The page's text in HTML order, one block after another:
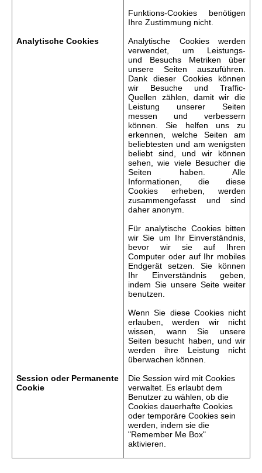
Funktions-Cookies benötigen
Ihre Zustimmung nicht.
Analytische Cookies
Analytische Cookies werden
verwendet, um Leistungs-
und Besuchs Metriken über
unsere Seiten auszuführen.
Dank dieser Cookies können
wir Besuche und Traffic-
Quellen zählen, damit wir die
Leistung unserer Seiten
messen und verbessern
können. Sie helfen uns zu
erkennen, welche Seiten am
beliebtesten und am wenigsten
beliebt sind, und wir können
sehen, wie viele Besucher die
Seiten haben. Alle
Informationen, die diese
Cookies erheben, werden
zusammengefasst und sind
daher anonym.
Für analytische Cookies bitten
wir Sie um Ihr Einverständnis,
bevor wir sie auf Ihren
Computer oder auf Ihr mobiles
Endgerät setzen. Sie können
Ihr Einverständnis geben,
indem Sie unsere Seite weiter
benutzen.
Wenn Sie diese Cookies nicht
erlauben, werden wir nicht
wissen, wann Sie unsere
Seiten besucht haben, und wir
werden ihre Leistung nicht
überwachen können.
SessionoderPermanente
Cookie
Die Session wird mit Cookies
verwaltet. Es erlaubt dem
Benutzer zu wählen, ob die
Cookies dauerhafte Cookies
oder temporäre Cookies sein
werden, indem sie die
"Remember Me Box"
aktivieren.